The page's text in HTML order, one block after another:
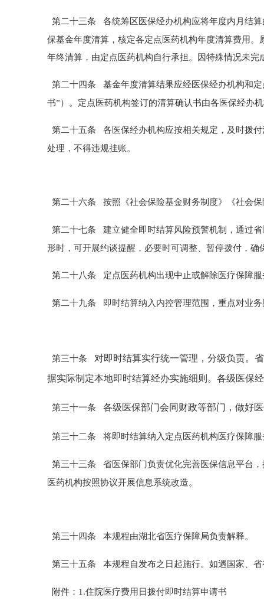
第二十三条 各统筹区 医保经办机构应将年度内月结
保基金年度清算， 核定各定点医药机构年度清算费用。
年终清算，由定点医药机构自行承担。因特殊情况未
第二十四条
基金年度清算结果应经医保经办机构和
书”）。定点医药机构签订的清算确认书由各医保经办
第二十五条 各医保经办机构应按相关规定 ， 及时拨
处理，不得违规挂账。
第二十六条 按照《社会保险基金财务制度》《社会
第二十七条 建立健全即时结算风险预警机制，通过
形时，可开展约谈提醒，必要时可调整、暂停拨付，确
第二十八条 定点医药机构出现中止或解除医疗保障
第二十九条 即时结算纳入内控管理范围，重点对业
第三十条
对即时结算实行统一管理，分级负责。省
据实际制定本地即时结算经办实施细则。各级医保
第三十一条 各级医保部门会同财政等部门，做好
第三十二条 将即时结算纳入定点医药机构医疗保障
第三十三条 省医保部门负责优化完善医保信息平台
医药机构按照协议开展信息系统改造。
第三十四条 本规程由湖北省医疗保障局负责解释。
第三十五条 本规程自发布之日起施行。如遇国家 、省
附件： 1.住院医疗费用日拨付即时结算申请书